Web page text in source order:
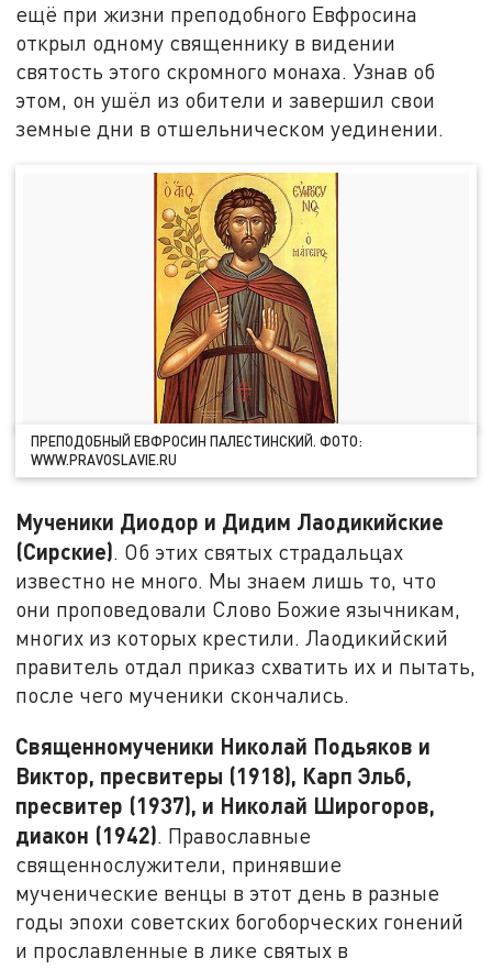
ещё при жизни преподобного Евфросина
открыл одному священнику в видении
святость этого скромного монаха. Узнав об
этом, он ушёл из обители и завершил свои
земные дни в отшельническом уединении.
ПРЕПОДОБНЫЙ ЕВФРОСИН ПАЛЕСТИНСКИЙ. ФОТО:
WWW.PRAVOSLAVIE.RU
Мученики Диодор и Дидим Лаодикийские
(Сирские). Об этих святых страдальцах
известно не много. Мы знаем лишь то, что
они проповедовали Слово Божие язычникам,
многих из которых крестили. Лаодикийский
правитель отдал приказ схватить их и пытать,
после чего мученики скончались.
Священномученики Николай Подьяков и
Виктор, пресвитеры (1918), Карп Эльб,
пресвитер (1937), и Николай Широгоров,
диакон (1942). Православные
священнослужители, принявшие
мученические венцы в этот день в разные
годы эпохи советских богоборческих гонений
и прославленные в лике святых в